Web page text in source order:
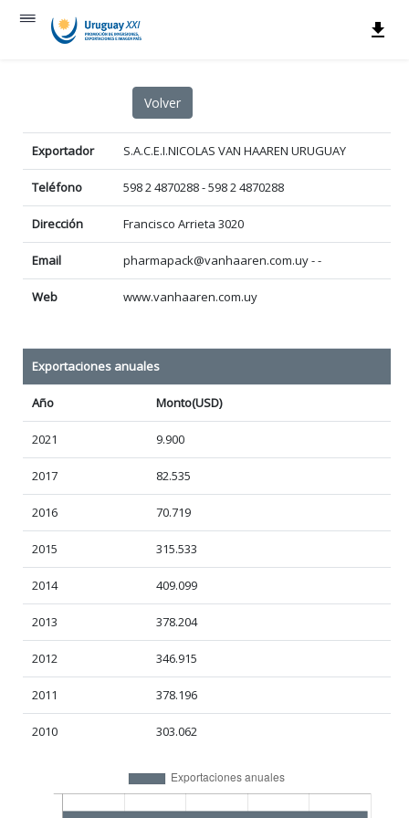
Exportador S.A.C.E.I.NICOLAS VAN HAAREN URUGUAY
Teléfono 598 2 4870288 - 598 2 4870288
Dirección Francisco Arrieta 3020
Email pharmapack@vanhaaren.com.uy - -
Web www.vanhaaren.com.uy
Exportaciones anuales
Año Monto(USD)
2021 9.900
2017 82.535
2016 70.719
2015 315.533
2014 409.099
2013 378.204
2012 346.915
2011 378.196
2010 303.062